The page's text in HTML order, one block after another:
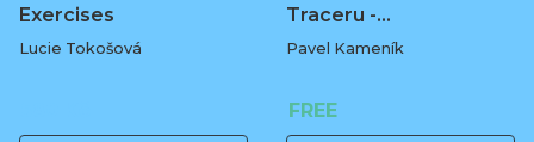
Exercises
Lucie Tokošová
Traceru -…
Pavel Kameník
FREE